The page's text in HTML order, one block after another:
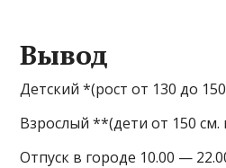
Вывод
Детский *(рост от 130 до
Взрослый **(дети от 150 см.
Отпуск в городе 10.00 —